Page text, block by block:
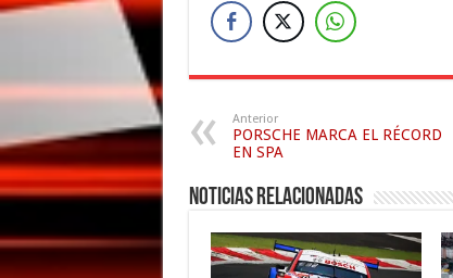
Anterior
PORSCHE MARCA EL RÉCORD
EN SPA
Noticias relacionadas